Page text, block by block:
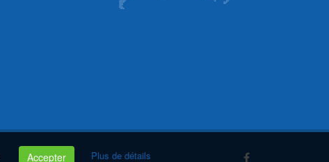
Accepter Plus de détails